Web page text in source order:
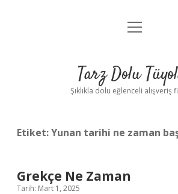
Anasayfa
Yasal Uyarı
menüyü
Tarz Dolu
Şıklıkla dolu eğlenceli alışveriş
Etiket:Yunan tarihi ne zaman
Grekçe Ne Zaman
Tarih: Mart 1, 2025